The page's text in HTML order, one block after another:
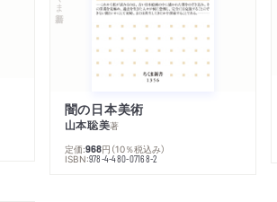
闇の日本美術
山本聡美著
定価:968円 （10％税込み）
ISBN:978-4-480-07168-2